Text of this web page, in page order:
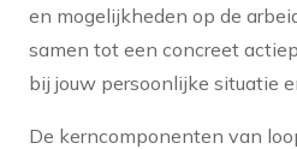
en mogelijkheden op de
samen tot een concreet
bij jouw persoonlijke situatie
De kerncomponenten van